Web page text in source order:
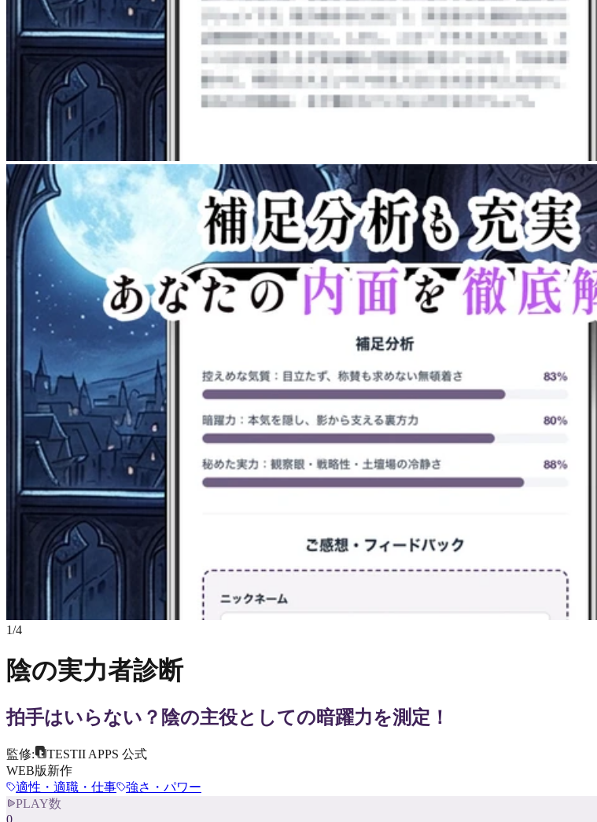
1/4
陰の実力者診断
拍手はいらない？陰の主役としての暗躍力を測定！
監修:
TESTII APPS 公式
WEB版新作
適性・適職・仕事
強さ・パワー
PLAY数